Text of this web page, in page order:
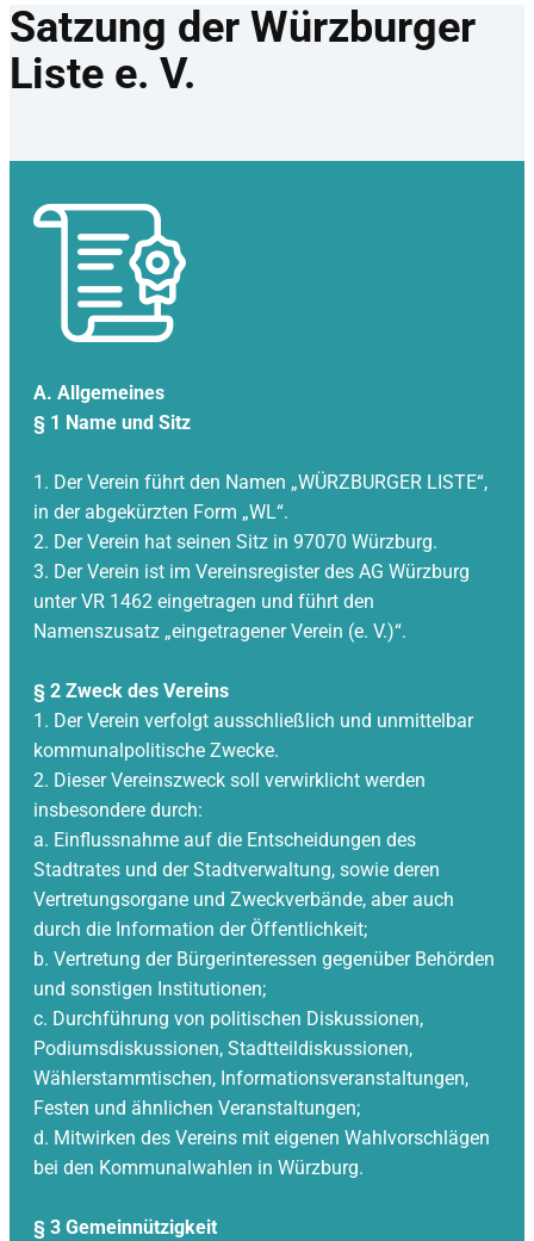
Satzung der Würzburger
Liste e. V.
A. Allgemeines
§ 1 Name und Sitz
1. Der Verein führt den Namen „WÜRZBURGER LISTE“,
in der abgekürzten Form „WL“.
2. Der Verein hat seinen Sitz in 97070 Würzburg.
3. Der Verein ist im Vereinsregister des AG Würzburg
unter VR 1462 eingetragen und führt den
Namenszusatz „eingetragener Verein (e. V.)“.
§ 2 Zweck des Vereins
1. Der Verein verfolgt ausschließlich und unmittelbar
kommunalpolitische Zwecke.
2. Dieser Vereinszweck soll verwirklicht werden
insbesondere durch:
a. Einflussnahme auf die Entscheidungen des
Stadtrates und der Stadtverwaltung, sowie deren
Vertretungsorgane und Zweckverbände, aber auch
durch die Information der Öffentlichkeit;
b. Vertretung der Bürgerinteressen gegenüber Behörden
und sonstigen Institutionen;
c. Durchführung von politischen Diskussionen,
Podiumsdiskussionen, Stadtteildiskussionen,
Wählerstammtischen, Informationsveranstaltungen,
Festen und ähnlichen Veranstaltungen;
d. Mitwirken des Vereins mit eigenen Wahlvorschlägen
bei den Kommunalwahlen in Würzburg.
§ 3 Gemeinnützigkeit